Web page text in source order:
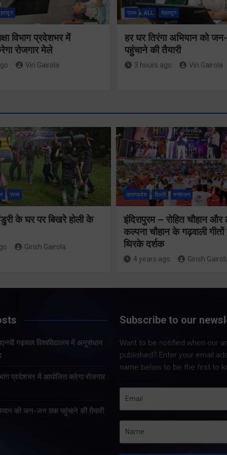
विभाग प्रदेशभर में
रोजगार मेले
Viri Gairola
राज्य ALL देहरादून
हर घर तिरंगा अभियान को
पहुंचाने की तैयारी
3 hours ago Viri Gairola
राज्य
के घर पर बिखरे होली के
Girish Gairola
उत्तरप्रदेश दिल्ली मनोरंजन
इंदिरापुरम – रोहित चौहान और
कल्पना चौहान के गढ़वाली
थिरके दर्शक
4 years ago Girish
गढ़वाल विश्वविद्यालय में अनुसंधान
प्रदेशभर में आयोजित करेगा रोजगार
को जन-जन तक पहुंचाने की तैयारी
Subscribe to our
Want to be notified when our
published? Enter your email
name below to be the first to
पर भाजपा गढ़वाल
सम्पन्न
Share Now
अनुसंधान
होगी सुदृढ